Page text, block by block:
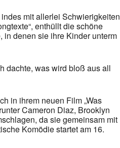
mit allerlei Schwierigkeiten
enthüllt die schöne
in denen sie ihre Kinder unterm
dachte, was wird bloß aus all
in ihrem neuen Film „Was
Cameron Diaz, Brooklyn
da sie gemeinsam mit
Komödie startet am 16.